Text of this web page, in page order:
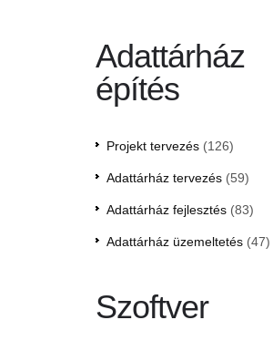
Adattárház
építés
Projekt tervezés(126)
Adattárház tervezés(59)
Adattárház fejlesztés(83)
Adattárház üzemeltetés(47)
Szoftver